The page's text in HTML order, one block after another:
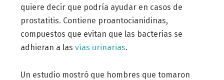
quiere decir que podría ayudar en casos de
prostatitis. Contiene proantocianidinas,
compuestos que evitan que las bacterias se
adhieran a las vías urinarias.
Un estudio mostró que hombres que tomaron